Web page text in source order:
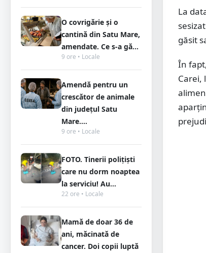
O covrigărie și o
cantină din Satu Mare,
amendate. Ce s-a gă...
9 ore • Locale
Amendă pentru un
crescător de animale
din județul Satu
Mare....
9 ore • Locale
FOTO. Tinerii polițiști
care nu dorm noaptea
la serviciu! Au...
22 ore • Locale
Mamă de doar 36 de
ani, măcinată de
cancer. Doi copii luptă
La
găsit
În
Carei,